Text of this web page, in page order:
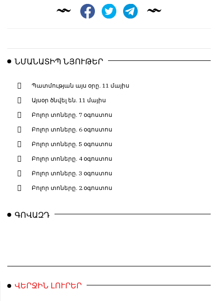
ՆՄԱՆԱՏԻՊ ՆՅՈՒԹԵՐ
Պատմության այս օրը. 11 մայիս
Այսօր ծնվել են. 11 մայիս
Բոլոր տոները. 7 օգոստոս
Բոլոր տոները. 6 օգոստոս
Բոլոր տոները. 5 օգոստոս
Բոլոր տոները. 4 օգոստոս
Բոլոր տոները. 3 օգոստոս
Բոլոր տոները. 2 օգոստոս
ԳՈՎԱԶԴ
ՎԵՐՋԻՆ ԼՈՒՐԵՐ